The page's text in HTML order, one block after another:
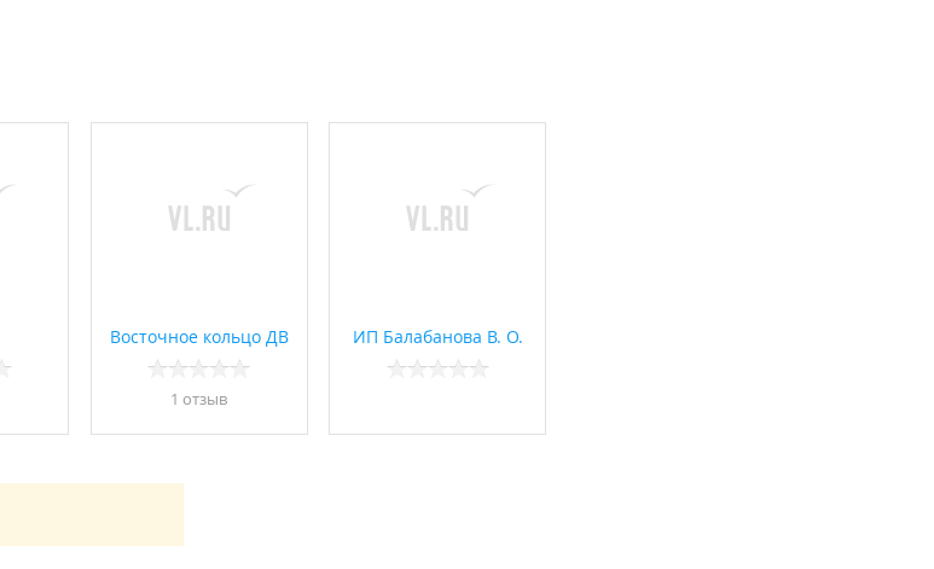
Восточное кольцо ДВ
1 отзыв
ИП Балабанова В. О.